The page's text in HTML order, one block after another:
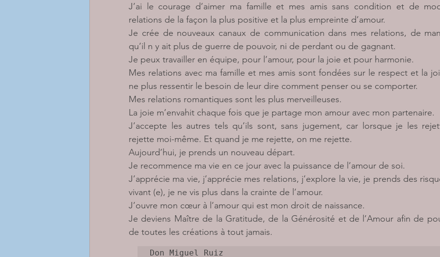
J’ai le courage d’aimer ma famille et mes amis sans condition et de
relations de la façon la plus positive et la plus empreinte d’amour.
Je crée de nouveaux canaux de communication dans mes relations, de
qu’il n y ait plus de guerre de pouvoir, ni de perdant ou de gagnant.
Je peux travailler en équipe, pour l’amour, pour la joie et pour harmonie.
Mes relations avec ma famille et mes amis sont fondées sur le respect et la
ne plus ressentir le besoin de leur dire comment penser ou se comporter.
Mes relations romantiques sont les plus merveilleuses.
La joie m’envahit chaque fois que je partage mon amour avec mon partenaire.
J’accepte les autres tels qu’ils sont, sans jugement, car lorsque je les
rejette moi-même. Et quand je me rejette, on me rejette.
Aujourd’hui, je prends un nouveau départ.
Je recommence ma vie en ce jour avec la puissance de l’amour de soi.
J’apprécie ma vie, j’apprécie mes relations, j’explore la vie, je prends des
vivant (e), je ne vis plus dans la crainte de l’amour.
J’ouvre mon cœur à l’amour qui est mon droit de naissance.
Je deviens Maître de la Gratitude, de la Générosité et de l’Amour afin de
de toutes les créations à tout jamais.
Don Miguel Ruiz